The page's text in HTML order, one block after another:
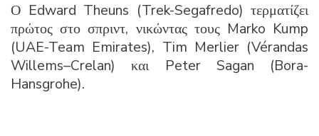
Ο Edward Theuns (Trek-Segafredo) τερματίζει
πρώτος στο σπριντ, νικώντας τους Marko Kump
(UAE-Team Emirates), Tim Merlier (Vérandas
Willems–Crelan) και Peter Sagan (Bora-
Hansgrohe).